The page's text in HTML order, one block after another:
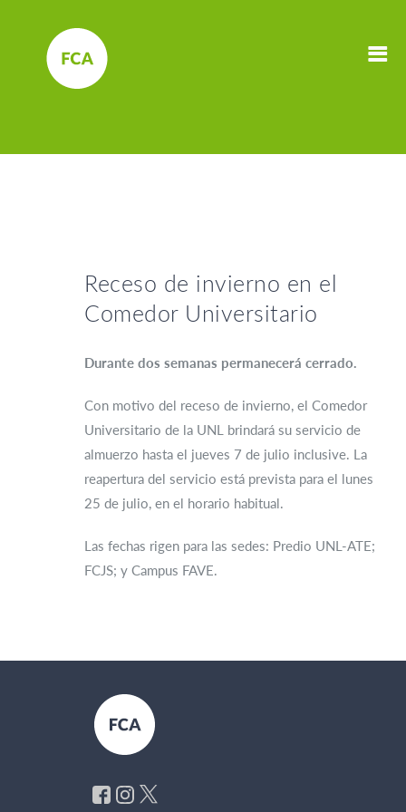
Receso de invierno en el
Comedor Universitario
Durante dos semanas permanecerá cerrado.
Con motivo del receso de invierno, el Comedor
Universitario de la UNL brindará su servicio de
almuerzo hasta el jueves 7 de julio inclusive. La
reapertura del servicio está prevista para el lunes
25 de julio, en el horario habitual.
Las fechas rigen para las sedes: Predio UNL-ATE;
FCJS; y Campus FAVE.